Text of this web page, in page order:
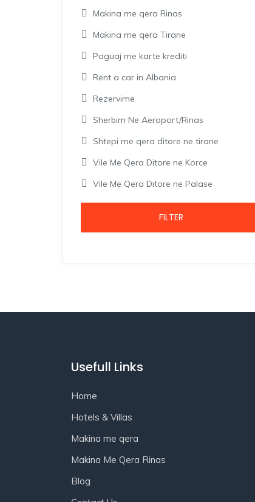
Makina me qera Rinas
Makina me qera Tirane
Paguaj me karte krediti
Rent a car in Albania
Rezervime
Sherbim Ne Aeroport/Rinas
Shtepi me qera ditore ne tirane
Vile Me Qera Ditore ne Korce
Vile Me Qera Ditore ne Palase
FILTER
Usefull Links
Home
Hotels & Villas
Makina me qera
Makina Me Qera Rinas
Blog